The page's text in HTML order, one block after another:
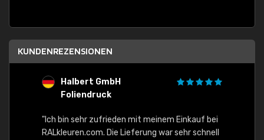
KUNDENREZENSIONEN
Halbert GmbH
Foliendruck
"Ich bin sehr zufrieden mit meinem Einkauf bei
RALkleuren.com. Die Lieferung war sehr schnell